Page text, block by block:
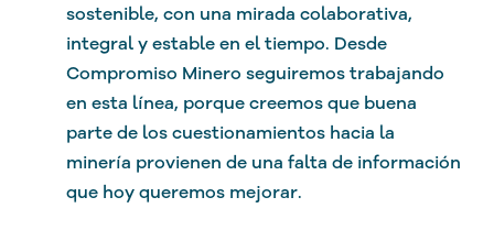
sostenible, con una mirada colaborativa,
integral y estable en el tiempo. Desde
Compromiso Minero seguiremos trabajando
en esta línea, porque creemos que buena
parte de los cuestionamientos hacia la
minería provienen de una falta de información
que hoy queremos mejorar.